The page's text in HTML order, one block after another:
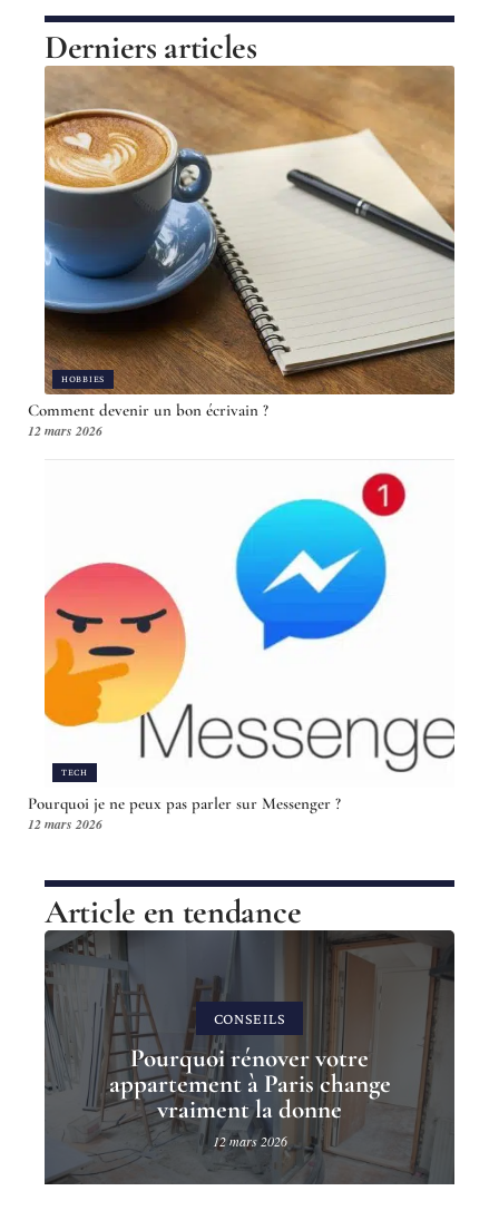
Derniers articles
HOBBIES
Comment devenir un bon écrivain ?
12 mars 2026
TECH
Pourquoi je ne peux pas parler sur Messenger ?
12 mars 2026
Article en tendance
CONSEILS
Pourquoi rénover votre
appartement à Paris change
vraiment la donne
12 mars 2026